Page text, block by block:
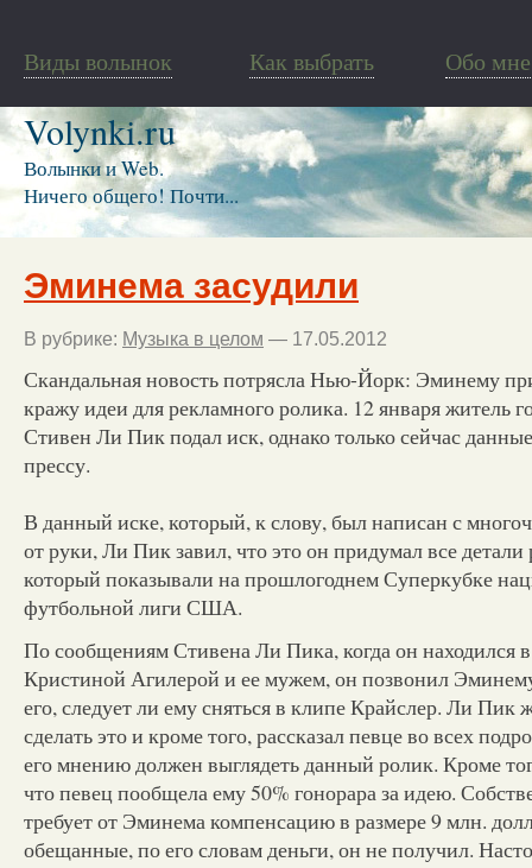
Виды волынок Как выбрать Обо мне
Volynki.ru
Волынки и Web.
Ничего общего! Почти...
Эминема засудили
В рубрике: Музыка в целом — 17.05.2012
Скандальная новость потрясла Нью-Йорк: Эминему
кражу идеи для рекламного ролика. 12 января житель
Стивен Ли Пик подал иск, однако только сейчас
прессу.
В данный иске, который, к слову, был написан с
от руки, Ли Пик завил, что это он придумал все
который показывали на прошлогоднем Суперкубке
футбольной лиги США.
По сообщениям Стивена Ли Пика, когда он находился в
Кристиной Агилерой и ее мужем, он позвонил
его, следует ли ему сняться в клипе Крайслер. Ли Пик
сделать это и кроме того, рассказал певце во всех
его мнению должен выглядеть данный ролик. Кроме
что певец пообщела ему 50% гонорара за идею.
требует от Эминема компенсацию в размере 9 млн.
обещанные, по его словам деньги, он не получил.